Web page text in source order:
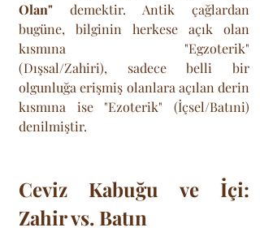
Olan" demektir. Antik çağlardan
bugüne, bilginin herkese açık olan
kısmına "Egzoterik"
(Dışsal/Zahiri), sadece belli bir
olgunluğa erişmiş olanlara açılan derin
kısmına ise "Ezoterik" (İçsel/Batıni)
denilmiştir.
Ceviz Kabuğu ve İçi:
Zahir vs. Batın